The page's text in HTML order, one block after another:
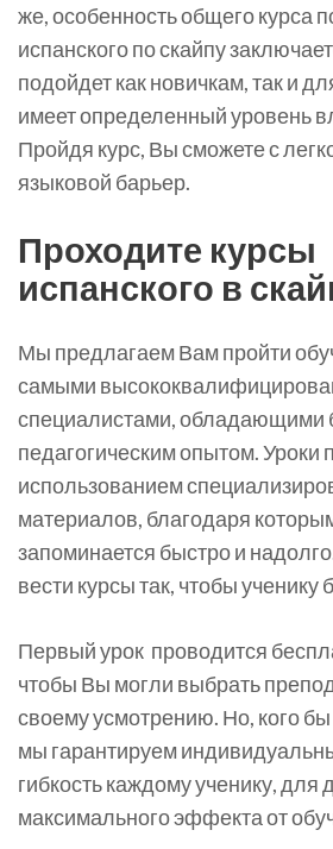
же, особенность общего курса
испанского по скайпу
подойдет как новичкам, так и
имеет определенный уровень
Пройдя курс, Вы сможете с
языковой барьер.
Проходите курсы
испанского в
Мы предлагаем Вам пройти
самыми
специалистами, обладающими
педагогическим опытом. Уроки
использованием
материалов, благодаря
запоминается быстро и
вести курсы так, чтобы ученику
Первый урок проводится
чтобы Вы могли выбрать
своему усмотрению. Но, кого
мы гарантируем
гибкость каждому ученику, для
максимального эффекта от